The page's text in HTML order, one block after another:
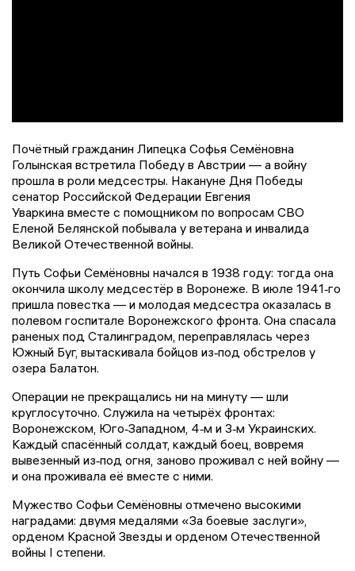
Почётный гражданин Липецка Софья Семёновна
Голынская встретила Победу в Австрии — а войну
прошла в роли медсестры. Накануне Дня Победы
сенатор Российской Федерации Евгения
Уваркина вместе с помощником по вопросам СВО
Еленой Белянской побывала у ветерана и инвалида
Великой Отечественной войны.
Путь Софьи Семёновны начался в 1938 году: тогда она
окончила школу медсестёр в Воронеже. В июле 1941‑го
пришла повестка — и молодая медсестра оказалась в
полевом госпитале Воронежского фронта. Она спасала
раненых под Сталинградом, переправлялась через
Южный Буг, вытаскивала бойцов из‑под обстрелов у
озера Балатон.
Операции не прекращались ни на минуту — шли
круглосуточно. Служила на четырёх фронтах:
Воронежском, Юго‑Западном, 4‑м и 3‑м Украинских.
Каждый спасённый солдат, каждый боец, вовремя
вывезенный из‑под огня, заново проживал с ней войну —
и она проживала её вместе с ними.
Мужество Софьи Семёновны отмечено высокими
наградами: двумя медалями «За боевые заслуги»,
орденом Красной Звезды и орденом Отечественной
войны I степени.